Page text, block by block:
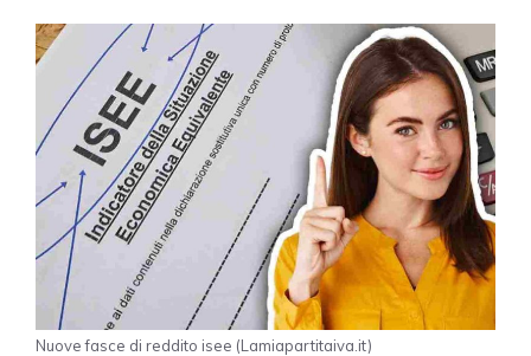
Nuove fasce di reddito isee (Lamiapartitaiva.it)